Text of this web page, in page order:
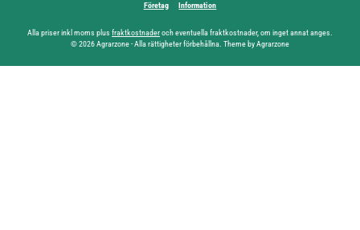
Företag Information
Alla priser inkl moms plus fraktkostnaderoch eventuella fraktkostnader, om inget annat anges.
© 2026 Agrarzone - Alla rättigheter förbehållna. Theme by Agrarzone